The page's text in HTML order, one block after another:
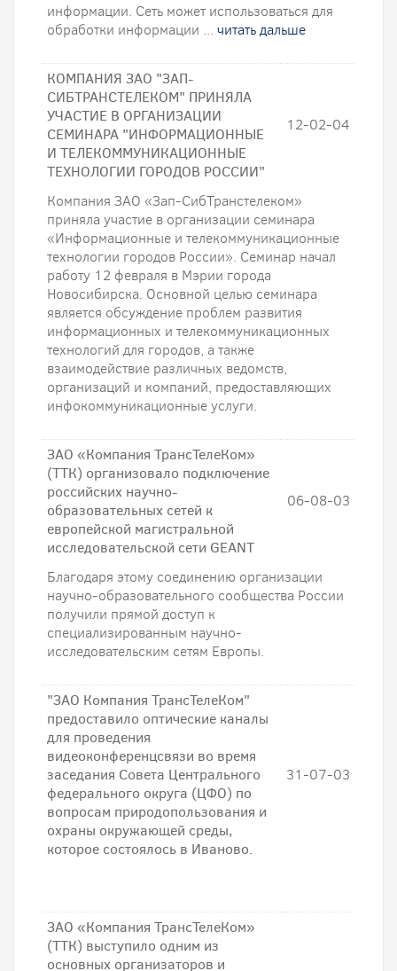
информации. Сеть может использоваться для
обработки информации ... читать дальше
КОМПАНИЯ ЗАО "ЗАП-
СИБТРАНСТЕЛЕКОМ" ПРИНЯЛА
УЧАСТИЕ В ОРГАНИЗАЦИИ
СЕМИНАРА "ИНФОРМАЦИОННЫЕ
И ТЕЛЕКОММУНИКАЦИОННЫЕ
ТЕХНОЛОГИИ ГОРОДОВ РОССИИ"
12-02-04
Компания ЗАО «Зап-СибТранстелеком»
приняла участие в организации семинара
«Информационные и телекоммуникационные
технологии городов России». Семинар начал
работу 12 февраля в Мэрии города
Новосибирска. Основной целью семинара
является обсуждение проблем развития
информационных и телекоммуникационных
технологий для городов, а также
взаимодействие различных ведомств,
организаций и компаний, предоставляющих
инфокоммуникационные услуги.
ЗАО «Компания ТрансТелеКом»
(ТТК) организовало подключение
российских научно-
образовательных сетей к
европейской магистральной
исследовательской сети GEANT
06-08-03
Благодаря этому соединению организации
научно-образовательного сообщества России
получили прямой доступ к
специализированным научно-
исследовательским сетям Европы.
"ЗАО Компания ТрансТелеКом"
предоставило оптические каналы
для проведения
видеоконференцсвязи во время
заседания Совета Центрального
федерального округа (ЦФО) по
вопросам природопользования и
охраны окружающей среды,
которое состоялось в Иваново.
31-07-03
ЗАО «Компания ТрансТелеКом»
(ТТК) выступило одним из
основных организаторов и